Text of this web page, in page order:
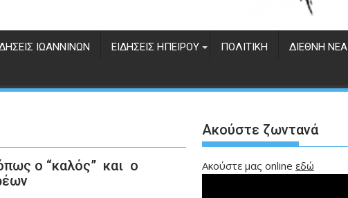
ΙΩΑΝΝΊΝΩΝ ΕΙΔΉΣΕΙΣ ΗΠΕΊΡΟΥ ΠΟΛΙΤΙΚΉ ΔΙΕΘΝΉ ΝΈΑ
ο “καλός” και ο
Ακούστε ζωντανά
Ακούστε μας online εδώ